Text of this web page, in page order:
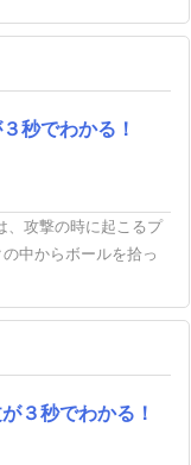
秒でわかる！
、攻撃の時に起こるプ
中からボールを拾っ
３秒でわかる！